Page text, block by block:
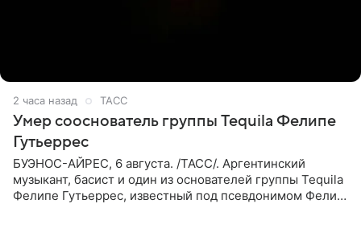
2 часа назад ТАСС
Умер сооснователь группы Tequila Фелипе
Гутьеррес
БУЭНОС-АЙРЕС, 6 августа. /ТАСС/. Аргентинский
музыкант, басист и один из основателей группы Tequila
Фелипе Гутьеррес, известный под псевдонимом Фелипе